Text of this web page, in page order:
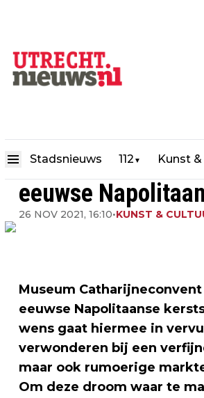
Stadsnieuws 112 ▼ Kunst
Museum
eeuwse
26 NOV 2021, 16:10•KUNST &
Museum
eeuwse Napolitaanse
wens gaat hiermee in
verwonderen bij een
maar ook rumoerige
Om deze droom waar te